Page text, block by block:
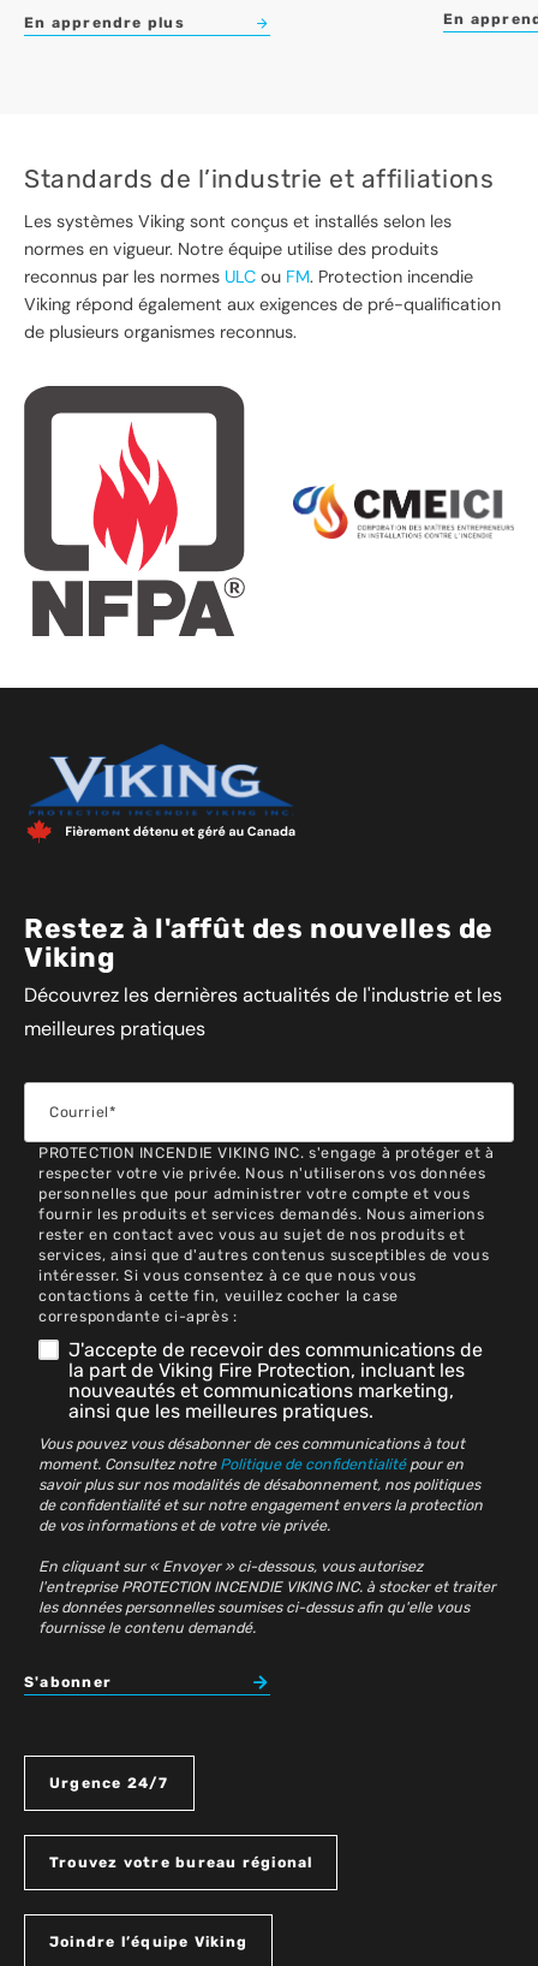
En apprendre plus En
Standards de l’industrie et affiliations
Les systèmes Viking sont conçus et installés selon les
normes en vigueur. Notre équipe utilise des produits
reconnus par les normes ULC ou FM. Protection incendie
Viking répond également aux exigences de pré-qualification
de plusieurs organismes reconnus.
Urgence 24/7
Trouvez votre bureau régional
Joindre l’équipe Viking
Restez à l'affût des nouvelles de
Viking
Découvrez les dernières actualités de l'industrie et les
meilleures pratiques
PROTECTION INCENDIE VIKING INC. s'engage à protéger et à
respecter votre vie privée. Nous n'utiliserons vos données
personnelles que pour administrer votre compte et vous
fournir les produits et services demandés. Nous aimerions
rester en contact avec vous au sujet de nos produits et
services, ainsi que d'autres contenus susceptibles de vous
intéresser. Si vous consentez à ce que nous vous
contactions à cette fin, veuillez cocher la case
correspondante ci-après :
J'accepte de recevoir des communications de
la part de Viking Fire Protection, incluant les
nouveautés et communications marketing,
ainsi que les meilleures pratiques.
Vous pouvez vous désabonner de ces communications à tout
moment. Consultez notre Politique de confidentialitépour en
savoir plus sur nos modalités de désabonnement, nos politiques
de confidentialité et sur notre engagement envers la protection
de vos informations et de votre vie privée.
En cliquant sur « Envoyer » ci-dessous, vous autorisez
l'entreprise PROTECTION INCENDIE VIKING INC. à stocker et traiter
les données personnelles soumises ci-dessus afin qu'elle vous
fournisse le contenu demandé.
S'abonner